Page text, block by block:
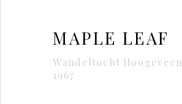
Wandeltocht Hoogeveen
1967
MAPLE LEAF